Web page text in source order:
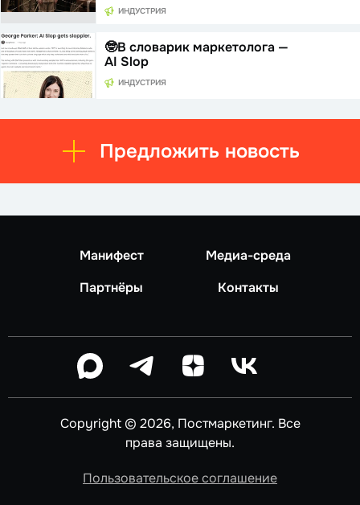
ИНДУСТРИЯ
🤓В словарик маркетолога —
AI Slop
ИНДУСТРИЯ
Предложить новость
Манифест
Медиа-среда
Партнёры
Контакты
Copyright © 2026, Постмаркетинг. Все
права защищены.
Пользовательское соглашение